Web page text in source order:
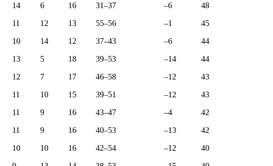
14 6 16 31–37 –6 48
11 12 13 55–56 –1 45
10 14 12 37–43 –6 44
13 5 18 39–53 –14 44
12 7 17 46–58 –12 43
11 10 15 39–51 –12 43
11 9 16 43–47 –4 42
11 9 16 40–53 –13 42
10 10 16 42–54 –12 40